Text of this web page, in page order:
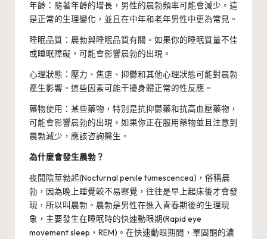
年齡：隨著年齡的增長，男性的晨勃頻率可能會減少。這
是正常的生理變化，並且在中年和老年男性中更為常見。
睡眠品質：晨勃與睡眠品質有關。如果你的睡眠質量不佳
或睡眠障礙，可能會影響晨勃的出現。
心理狀態：壓力、焦慮、抑鬱和其他心理狀態可能對晨勃
產生影響。這些因素可能干擾身體正常的性反應。
藥物使用：某些藥物，特別是抗抑鬱藥和抗高血壓藥物，
可能會影響晨勃的出現。如果你正在服用藥物並且注意到
晨勃減少，應該咨詢醫生。
為什麼會發生晨勃？
夜間陰莖勃起(Nocturnal penile tumescencea)，俗稱晨
勃，因為晚上睡覺較不易察覺，往往是早上起床後才會發
現，所以叫晨勃。晨勃是男性在進入青春期後的生理現
象，主要發生在睡眠時的快速動眼期(Rapid eye
movement sleep，REM)。在快速動眼期間，睪固酮的濃